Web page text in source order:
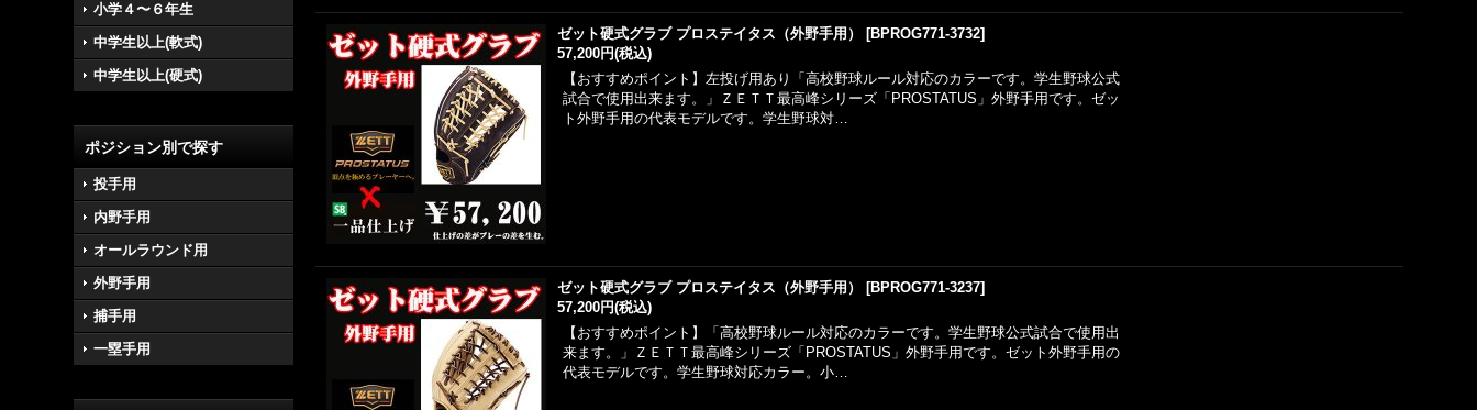
小学４〜６年生
中学生以上(軟式)
中学生以上(硬式)
ポジション別で探す
投手用
内野手用
オールラウンド用
外野手用
捕手用
一塁手用
ゼット硬式グラブ プロステイタス（外野手用） [BPROG771-3732]
57,200円(税込)
【おすすめポイント】左投げ用あり「高校野球ルール対応のカラーです。学生野球公式
試合で使用出来ます。」ＺＥＴＴ最高峰シリーズ「PROSTATUS」外野手用です。ゼッ
ト外野手用の代表モデルです。学生野球対…
ゼット硬式グラブ プロステイタス（外野手用） [BPROG771-3237]
57,200円(税込)
【おすすめポイント】「高校野球ルール対応のカラーです。学生野球公式試合で使用出
来ます。」ＺＥＴＴ最高峰シリーズ「PROSTATUS」外野手用です。ゼット外野手用の
代表モデルです。学生野球対応カラー。小…